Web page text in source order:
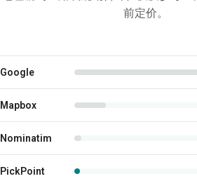
前定价。
Google
Mapbox
Nominatim
PickPoint